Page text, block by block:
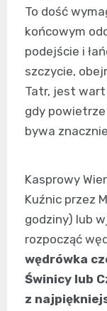
To dość
końcowym
podejście i
szczycie,
Tatr, jest wart
gdy
bywa
Kasprowy
Kuźnic przez
godziny) lub
rozpocząć
wędrówka
Świnicy lub
z